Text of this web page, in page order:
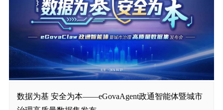
数据为基 安全为本——eGovaAgent政通智能体暨城市